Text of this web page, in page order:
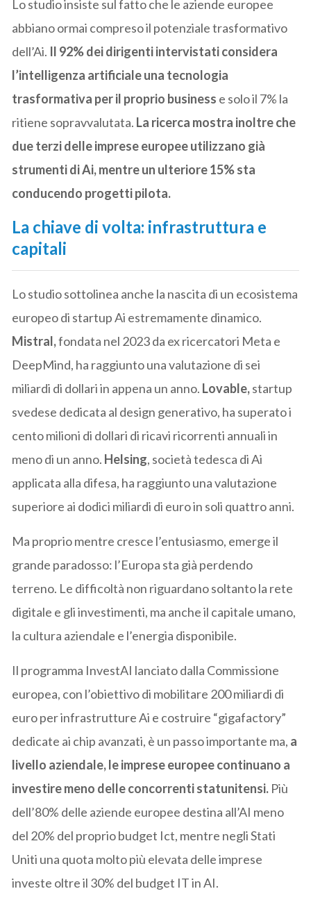
Lo studio insiste sul fatto che le aziende europee
abbiano ormai compreso il potenziale trasformativo
dell’Ai. Il 92% dei dirigenti intervistati considera
l’intelligenza artificiale una tecnologia
trasformativa per il proprio business e solo il 7% la
ritiene sopravvalutata. La ricerca mostra inoltre che
due terzi delle imprese europee utilizzano già
strumenti di Ai, mentre un ulteriore 15% sta
conducendo progetti pilota.
La chiave di volta: infrastruttura e
capitali
Lo studio sottolinea anche la nascita di un ecosistema
europeo di startup Ai estremamente dinamico.
Mistral,fondata nel 2023 da ex ricercatori Meta e
DeepMind, ha raggiunto una valutazione di sei
miliardi di dollari in appena un anno. Lovable,startup
svedese dedicata al design generativo, ha superato i
cento milioni di dollari di ricavi ricorrenti annuali in
meno di un anno. Helsing, società tedesca di Ai
applicata alla difesa, ha raggiunto una valutazione
superiore ai dodici miliardi di euro in soli quattro anni.
Ma proprio mentre cresce l’entusiasmo, emerge il
grande paradosso: l’Europa sta già perdendo
terreno. Le difficoltà non riguardano soltanto la rete
digitale e gli investimenti, ma anche il capitale umano,
la cultura aziendale e l’energia disponibile.
Il programma InvestAI lanciato dalla Commissione
europea, con l’obiettivo di mobilitare 200 miliardi di
euro per infrastrutture Ai e costruire “gigafactory”
dedicate ai chip avanzati, è un passo importante ma, a
livello aziendale, le imprese europee continuano a
investire meno delle concorrenti statunitensi. Più
dell’80% delle aziende europee destina all’AI meno
del 20% del proprio budget Ict, mentre negli Stati
Uniti una quota molto più elevata delle imprese
investe oltre il 30% del budget IT in AI.